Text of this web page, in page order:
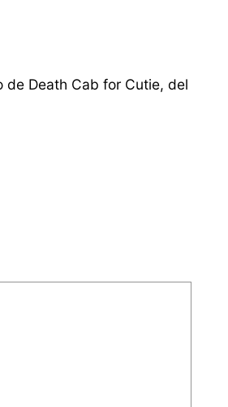
de Death Cab for Cutie, del